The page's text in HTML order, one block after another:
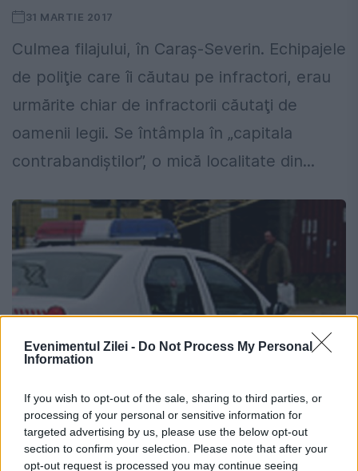
Evenimentul Zilei - Do Not Process My Personal
Information
If you wish to opt-out of the sale, sharing to third parties, or
processing of your personal or sensitive information for
targeted advertising by us, please use the below opt-out
section to confirm your selection. Please note that after your
opt-out request is processed you may continue seeing
31 MARTIE 2017
Culmea filajului, în Caraș-Severin. Echipajele
de poliţie care îi căutau pe infractori, erau
urmărite chiar de infractorii căutaţi de
oamenii legii. Se întâmpla în „capitala
contrabandiştilor”, o mică localitate din...
OPERAŢIUNE ca în bancurile cu
MILIŢIENI. Poliţiştii îi căutau pe